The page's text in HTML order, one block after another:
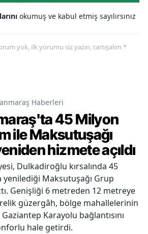
okumuş ve kabul etmiş sayılırsınız
yok, ilk yorumu siz yazın, tartışalım *
Haberleri
45 Milyon
ile Maksutuşağı
hizmete açıldı
Dulkadiroğlu kırsalında 45
yenilediği Maksutuşağı Grup
Genişliği 6 metreden 12 metreye
güzergâh, bölge mahallelerinin
Karayolu bağlantısını
hale getirdi.